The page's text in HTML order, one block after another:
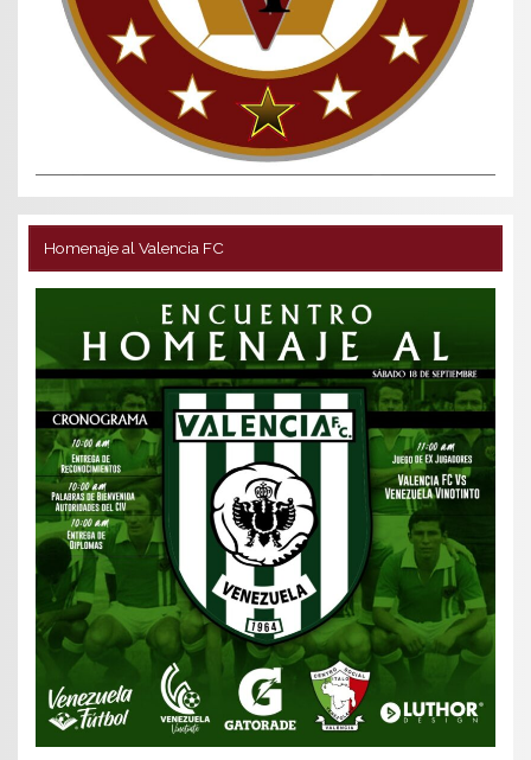
Homenaje al Valencia FC